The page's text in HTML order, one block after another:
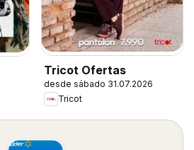
Tricot Ofertas
desde sábado 31.07.2026
Tricot